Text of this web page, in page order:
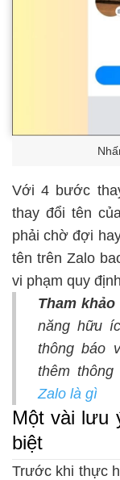
Với 4 bước
thay đổi tên
phải chờ đợi
tên trên Zalo
vi phạm quy
Tham khảo
năng hữu
thông báo
thêm
Zalo là gì
Một vài lưu
biệt
Trước khi thực